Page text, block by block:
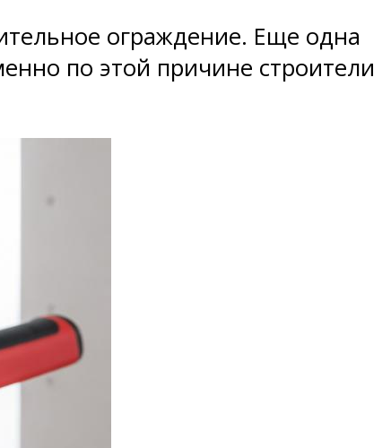
ограждение. Еще одна
по этой причине строители